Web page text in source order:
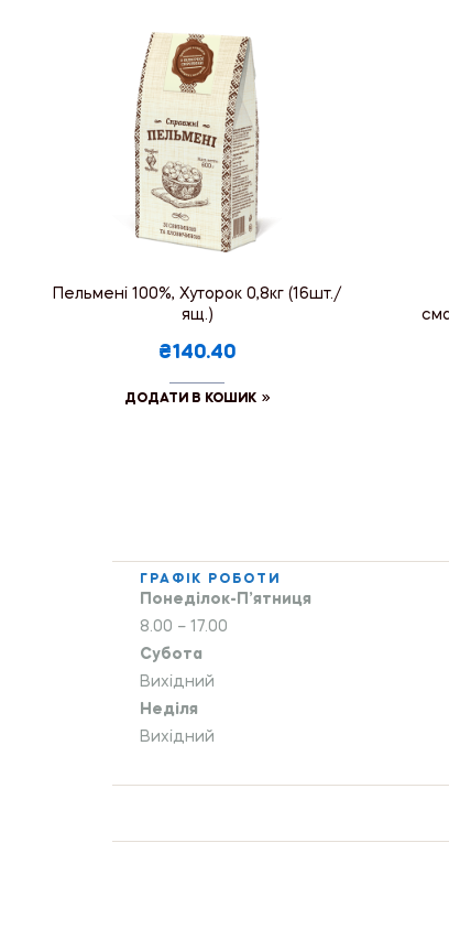
Пельмені 100%, Хуторок 0,8кг (16шт./
ящ.)
₴140.40
ДОДАТИ В КОШИК
ГРАФІК РОБОТИ
Понеділок-П’ятниця
8.00 – 17.00
Субота
Вихідний
Неділя
Вихідний